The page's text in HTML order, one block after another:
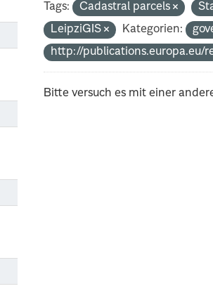
Tags: Cadastral parcels
LeipziGIS
Kategorien:
http://publications.europa.eu/
Bitte versuch es mit einer